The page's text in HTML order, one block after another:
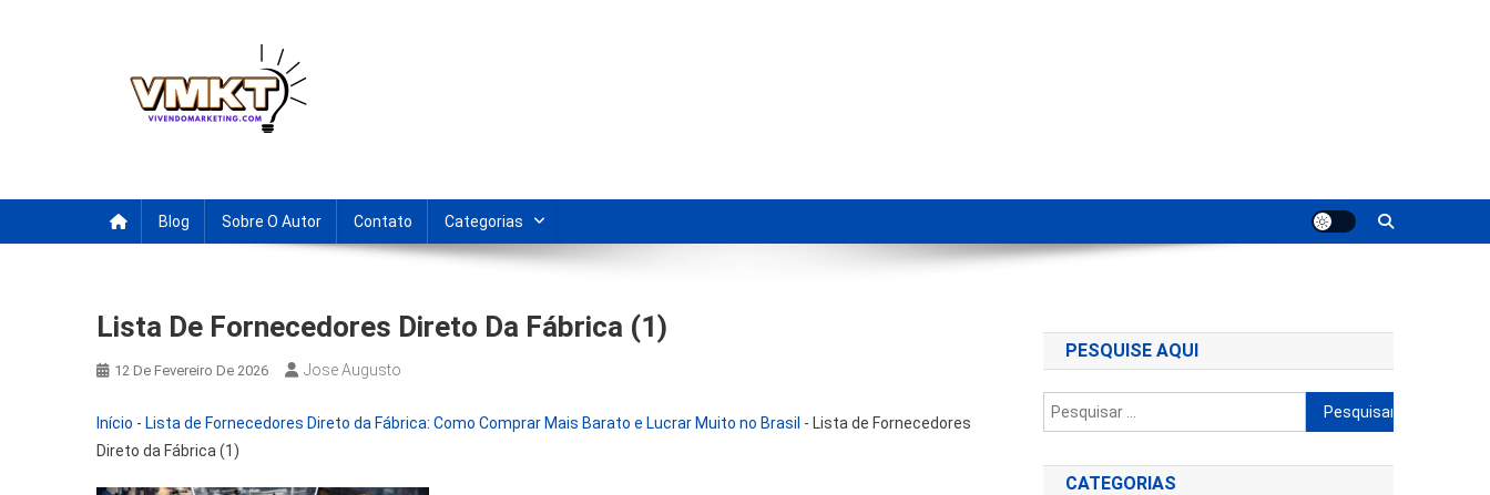
Blog Sobre O Autor Contato Categorias
Lista De Fornecedores Direto Da Fábrica (1)
12 De Fevereiro De 2026 Jose Augusto
Início - Lista de Fornecedores Direto da Fábrica: Como Comprar Mais Barato e Lucrar Muito no Brasil - Lista de Fornecedores
Direto da Fábrica (1)
PESQUISE AQUI
Pesquisar
por:
CATEGORIAS